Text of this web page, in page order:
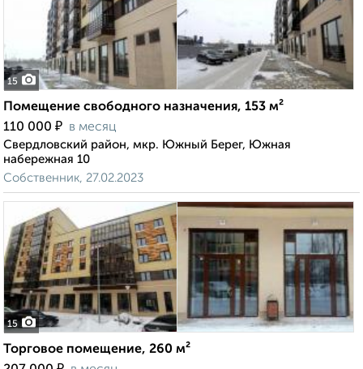
15
Помещение свободного назначения, 153 м²
110 000 ₽ в месяц
Свердловский район, мкр. Южный Берег, Южная
набережная 10
Собственник, 27.02.2023
15
Торговое помещение, 260 м²